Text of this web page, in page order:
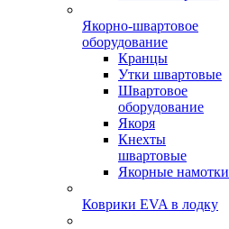
Якорно-швартовое
оборудование
Кранцы
Утки швартовые
Швартовое
оборудование
Якоря
Кнехты
швартовые
Якорные намотки
Коврики EVA в лодку